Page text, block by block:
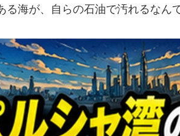
る海が、自らの石油で汚れるなん